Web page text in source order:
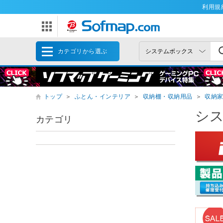
利用規
カテゴリから選ぶ
トップ ＞ ふとん・インテリア ＞ 収納棚・収納用品 ＞ 収納
シ
カテゴリ